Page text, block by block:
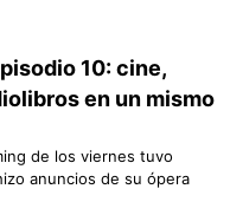
10: cine,
en un mismo
de los viernes tuvo
anuncios de su ópera